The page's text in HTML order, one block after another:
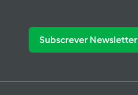
Subscrever Newsletter